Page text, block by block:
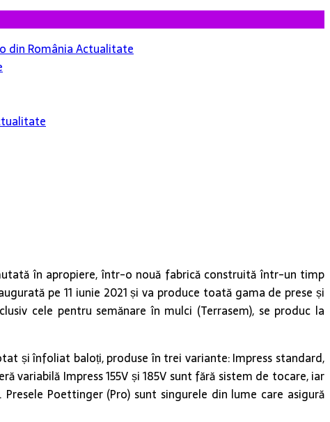
din RomâniaActualitate
în apropiere, într-o nouă fabrică construită într-un timp
pe 11 iunie 2021 și va produce toată gama de prese și
cele pentru semănare în mulci (Terrasem), se produc la
și înfoliat baloți, produse în trei variante: Impress standard,
Impress 155V și 185V sunt fără sistem de tocare, iar
Poettinger (Pro) sunt singurele din lume care asigură